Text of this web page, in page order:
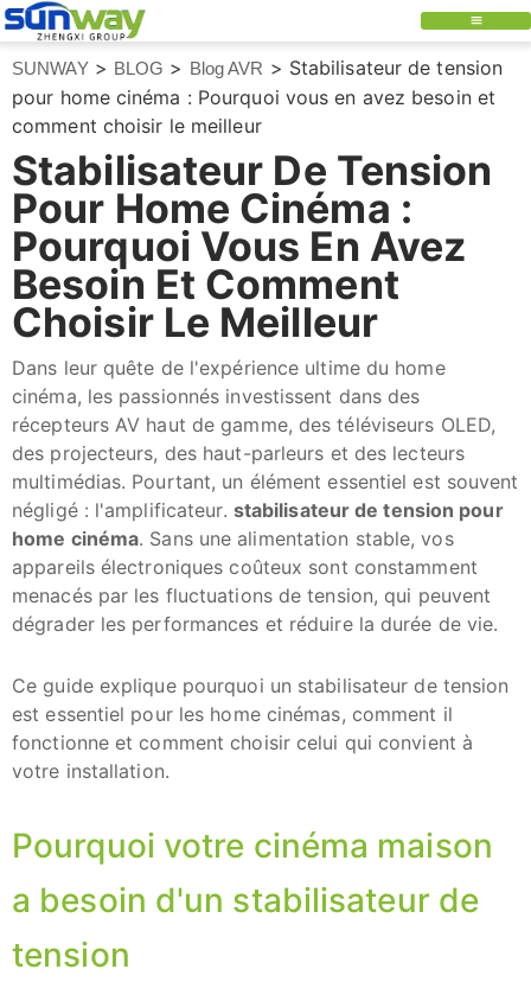
SUNWAY> BLOG > Blog AVR > Stabilisateur de tension
pour home cinéma : Pourquoi vous en avez besoin et
comment choisir le meilleur
Stabilisateur De Tension
Pour Home Cinéma :
Pourquoi Vous En Avez
Besoin Et Comment
Choisir Le Meilleur
Dans leur quête de l'expérience ultime du home
cinéma, les passionnés investissent dans des
récepteurs AV haut de gamme, des téléviseurs OLED,
des projecteurs, des haut-parleurs et des lecteurs
multimédias. Pourtant, un élément essentiel est souvent
négligé : l'amplificateur. stabilisateur de tension pour
home cinéma. Sans une alimentation stable, vos
appareils électroniques coûteux sont constamment
menacés par les fluctuations de tension, qui peuvent
dégrader les performances et réduire la durée de vie.
Ce guide explique pourquoi un stabilisateur de tension
est essentiel pour les home cinémas, comment il
fonctionne et comment choisir celui qui convient à
votre installation.
Pourquoi votre cinéma maison
a besoin d'un stabilisateur de
tension